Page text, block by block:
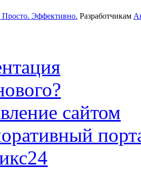
Разработчикам
сайтом